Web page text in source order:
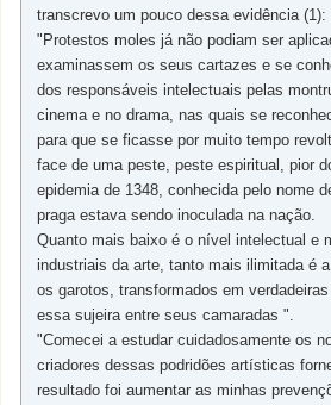
transcrevo um pouco dessa evidência (1):
"Protestos moles já não podiam ser
examinassem os seus cartazes e se
dos responsáveis intelectuais pelas
cinema e no drama, nas quais se
para que se ficasse por muito tempo
face de uma peste, peste espiritual, pior
epidemia de 1348, conhecida pelo nome
praga estava sendo inoculada na nação.
Quanto mais baixo é o nível intelectual e
industriais da arte, tanto mais ilimitada é
os garotos, transformados em
essa sujeira entre seus camaradas ".
"Comecei a estudar cuidadosamente os
criadores dessas podridões artísticas
resultado foi aumentar as minhas